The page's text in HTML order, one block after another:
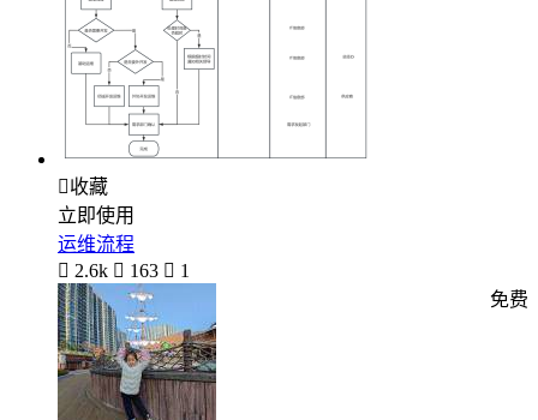
收藏
立即使用
运维流程
 2.6k  163  1
免费